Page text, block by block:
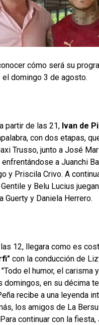
cómo será su
domingo 3 de agosto.
partir de las 21, Ivan de
con dos etapas,
Trusso, junto a José
a Juanchi
y Priscila Crivo. A
y Belu Lucius
Guerty y Daniela Herrero.
12, llegara como es
con la conducción de
el humor, el carisma
domingos, en su décima
recibe a una leyenda
los amigos de La
continuar con la fiesta,